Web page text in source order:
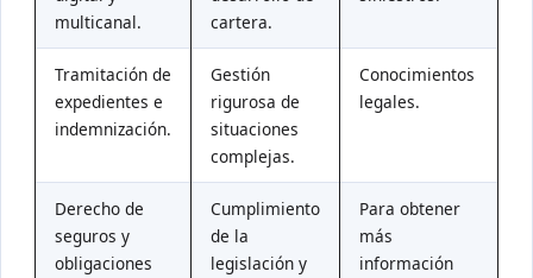
multicanal.
cartera.
Tramitación de
expedientes e
indemnización.
Gestión
rigurosa de
situaciones
complejas.
Conocimientos
legales.
Derecho de
seguros y
obligaciones
Cumplimiento
de la
legislación y
Para obtener
más
información